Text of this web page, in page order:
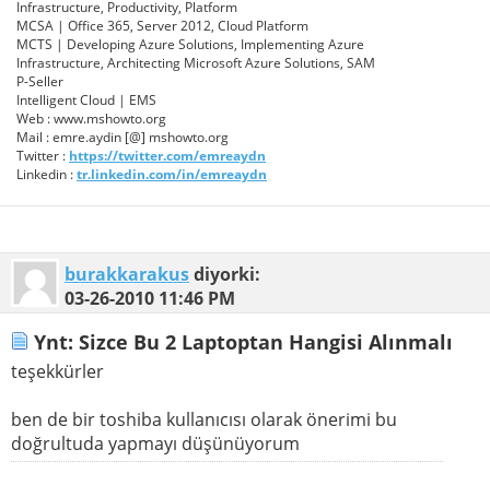
Infrastructure, Productivity, Platform
MCSA | Office 365, Server 2012, Cloud Platform
MCTS | Developing Azure Solutions, Implementing Azure
Infrastructure, Architecting Microsoft Azure Solutions, SAM
P-Seller
Intelligent Cloud | EMS
Web : www.mshowto.org
Mail : emre.aydin [@] mshowto.org
Twitter : https://twitter.com/emreaydn
Linkedin :tr.linkedin.com/in/emreaydn
burakkarakusdiyorki:
03-26-2010 11:46 PM
Ynt: Sizce Bu 2 Laptoptan Hangisi Alınmalı
teşekkürler
ben de bir toshiba kullanıcısı olarak önerimi bu
doğrultuda yapmayı düşünüyorum